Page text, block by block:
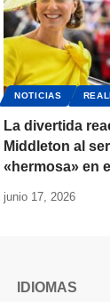
NOTICIAS
La divertida
Middleton al
«hermosa» en
junio 17, 2026
IDIOMAS